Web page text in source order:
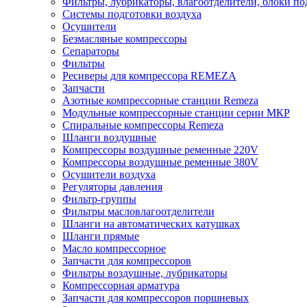
Системы подготовки воздуха
Осушители
Безмасляные компрессоры
Сепараторы
Фильтры
Ресиверы для компрессора REMEZA
Запчасти
Азотные компрессорные станции Remeza
Модульные компрессорные станции серии МКР
Спиральные компрессоры Remeza
Шланги воздушные
Компрессоры воздушные ременные 220V
Компрессоры воздушные ременные 380V
Осушители воздуха
Регуляторы давления
Фильтр-группы
Фильтры масловлагоотделители
Шланги на автоматических катушках
Шланги прямые
Масло компрессорное
Запчасти для компрессоров
Фильтры воздушные, лубрикаторы
Компрессорная арматура
Запчасти для компрессоров поршневых